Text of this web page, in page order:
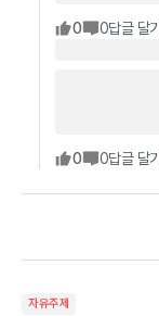
0 0답글 달기
0 0답글 달기
자유주제